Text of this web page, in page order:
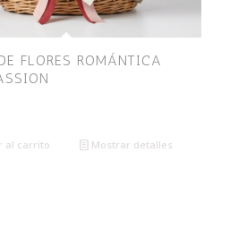
FLORES ROMÁNTICA
al carrito Mostrar detalles